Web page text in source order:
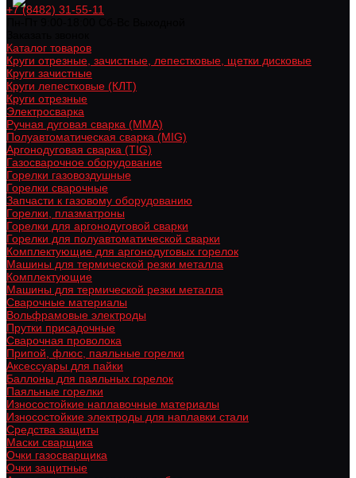
+7 (8482) 31-55-11
Каталог товаров
Круги отрезные, зачистные, лепестковые, щетки дисковые
Круги зачистные
Круги лепестковые (КЛТ)
Круги отрезные
Электросварка
Ручная дуговая сварка (MMA)
Полуавтоматическая сварка (MIG)
Аргонодуговая сварка (TIG)
Газосварочное оборудование
Горелки газовоздушные
Горелки сварочные
Запчасти к газовому оборудованию
Горелки, плазматроны
Горелки для аргонодуговой сварки
Горелки для полуавтоматической сварки
Комплектующие для аргонодуговых горелок
Машины для термической резки металла
Комплектующие
Машины для термической резки металла
Сварочные материалы
Вольфрамовые электроды
Прутки присадочные
Сварочная проволока
Припой, флюс, паяльные горелки
Аксессуары для пайки
Баллоны для паяльных горелок
Паяльные горелки
Износостойкие наплавочные материалы
Износостойкие электроды для наплавки стали
Средства защиты
Маски сварщика
Очки газосварщика
Очки защитные